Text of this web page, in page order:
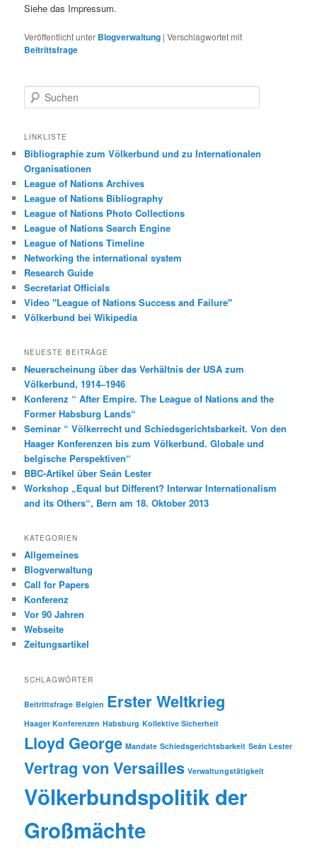
Siehe das Impressum.
Veröffentlicht unter Blogverwaltung |Verschlagwortet mit
Beitrittsfrage
u
h
n
LINKLISTE
Bibliographie zum Völkerbund und zu Internationalen
Organisationen
League of Nations Archives
League of Nations Bibliography
League of Nations Photo Collections
League of Nations Search Engine
League of Nations Timeline
Networking the international system
Research Guide
Secretariat Officials
Video "League of Nations Success and Failure"
Völkerbund bei Wikipedia
NEUESTE BEITRÄGE
Neuerscheinung über das Verhältnis der USA zum
Völkerbund, 1914–1946
Konferenz “ After Empire. The League of Nations and the
Former Habsburg Lands“
Seminar “ Völkerrecht und Schiedsgerichtsbarkeit. Von den
Haager Konferenzen bis zum Völkerbund. Globale und
belgische Perspektiven“
BBC-Artikel über Seán Lester
Workshop „Equal but Different? Interwar Internationalism
and its Others“, Bern am 18. Oktober 2013
KATEGORIEN
Allgemeines
Blogverwaltung
Call for Papers
Konferenz
Vor 90 Jahren
Webseite
Zeitungsartikel
SCHLAGWÖRTER
Beitrittsfrage Belgien Erster Weltkrieg
Haager Konferenzen Habsburg Kollektive Sicherheit
Lloyd George Mandate Schiedsgerichtsbarkeit Seán Lester
Vertrag von Versailles Verwaltungstätigkeit
Völkerbundspolitik der
Großmächte